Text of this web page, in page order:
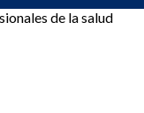
de la salud